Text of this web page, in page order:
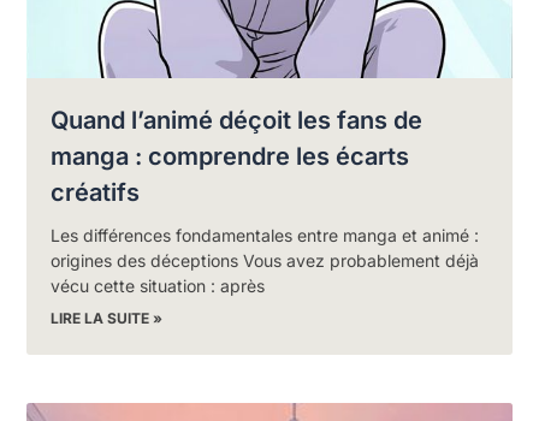
Quand l’animé déçoit les fans de
manga : comprendre les écarts
créatifs
Les différences fondamentales entre manga et animé :
origines des déceptions Vous avez probablement déjà
vécu cette situation : après
LIRE LA SUITE »